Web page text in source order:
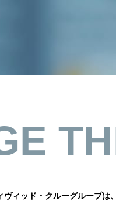
ヴィッド・クルーグループは、